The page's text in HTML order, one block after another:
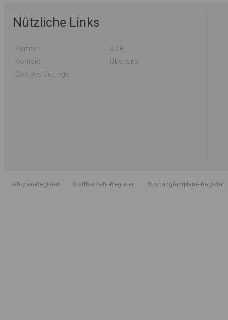
Nützliche Links
Partner
AGB
Kontakt
Über Uns
Cookies Settings
Fahrplan-Register Stadtverkehr-Register Aushangfahrpläne-Register